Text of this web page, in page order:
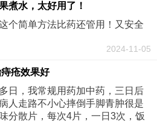
煮水，太好用了！
个简单方法比药还管用！又安全
2024-11-05
疮效果好
日，我常规用药加中药，三日后
人走路不小心摔倒手脚青肿很是
分散片，每次4片，一日3次，饭